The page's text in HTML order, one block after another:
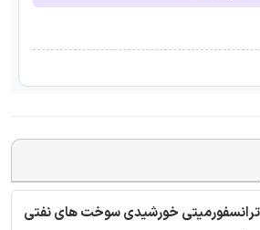
ترانسفورمیتی خورشیدی سوخت های نفتی